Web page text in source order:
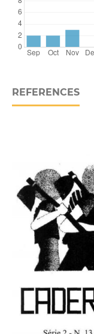
REFERENCES